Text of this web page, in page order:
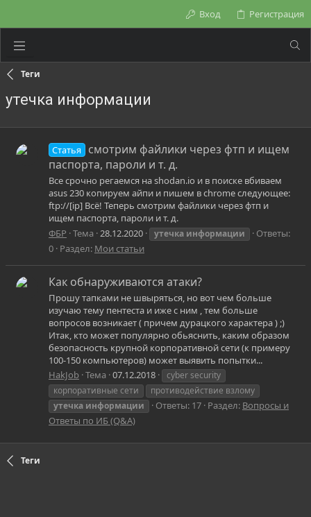
Вход Регистрация
Теги
утечка информации
Статья
смотрим файлики через фтп и ищем
паспорта, пароли и т. д.
Все срочно регаемся на shodan.io и в поиске вбиваем
asus 230 копируем айпи и пишем в chrome следующее:
ftp://[ip] Всё! Теперь смотрим файлики через фтп и
ищем паспорта, пароли и т. д.
ФБР Тема 28.12.2020 утечка информации
Ответы:
0 Раздел: Мои статьи
Как обнаруживаются атаки?
Прошу тапками не швыряться, но вот чем больше
изучаю тему пентеста и иже с ним , тем больше
вопросов возникает ( причем дурацкого характера ) ;)
Итак, кто может популярно обьяснить, каким образом
безопасность крупной корпоративной сети (к примеру
100-150 компьютеров) может выявить попытки...
HakJob Тема 07.12.2018
cyber security
корпоративные сети
противодействие взлому
утечка информации Ответы: 17 Раздел: Вопросы и
Ответы по ИБ (Q&A)
Теги